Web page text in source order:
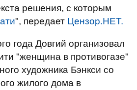
решения, с которым
", передает Цензор.НЕТ.
года Довгий организовал
"женщина в противогазе"
художника Бэнкси со
жилого дома в